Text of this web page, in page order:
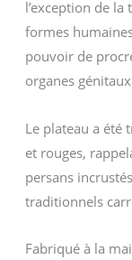
l’exception de
formes
pouvoir de
organes
Le plateau a été
et rouges,
persans
traditionnels
Fabriqué à la